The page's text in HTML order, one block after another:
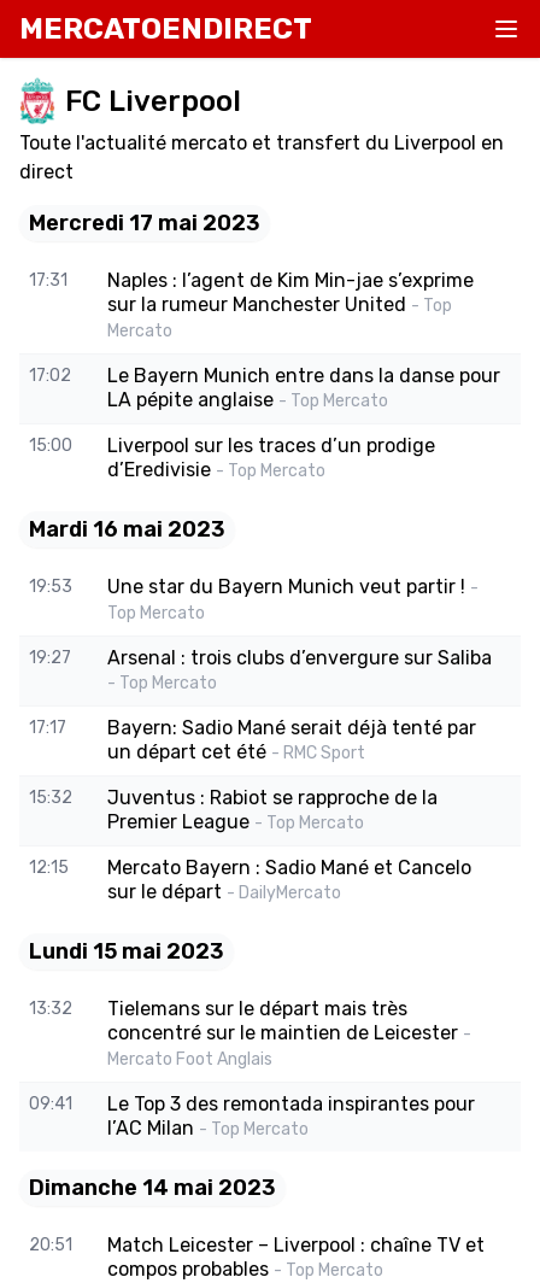
MERCATOENDIRECT
FC Liverpool
Toute l'actualité mercato et transfert du Liverpool en
direct
Mercredi 17 mai 2023
17:31
Naples : l’agent de Kim Min-jae s’exprime
sur la rumeur Manchester United - Top
Mercato
17:02
Le Bayern Munich entre dans la danse pour
LA pépite anglaise - Top Mercato
15:00
Liverpool sur les traces d’un prodige
d’Eredivisie - Top Mercato
Mardi 16 mai 2023
19:53 Une star du Bayern Munich veut partir ! -
Top Mercato
19:27 Arsenal : trois clubs d’envergure sur Saliba
- Top Mercato
17:17
Bayern: Sadio Mané serait déjà tenté par
un départ cet été - RMC Sport
15:32
Juventus : Rabiot se rapproche de la
Premier League - Top Mercato
12:15
Mercato Bayern : Sadio Mané et Cancelo
sur le départ - DailyMercato
Lundi 15 mai 2023
13:32
Tielemans sur le départ mais très
concentré sur le maintien de Leicester -
Mercato Foot Anglais
09:41
Le Top 3 des remontada inspirantes pour
l’AC Milan - Top Mercato
Dimanche 14 mai 2023
20:51
Match Leicester – Liverpool : chaîne TV et
compos probables - Top Mercato